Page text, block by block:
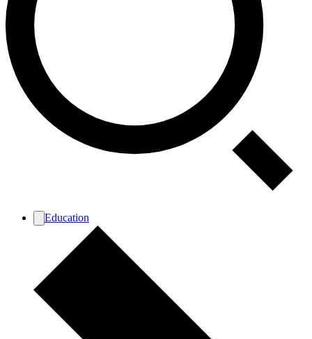
Education